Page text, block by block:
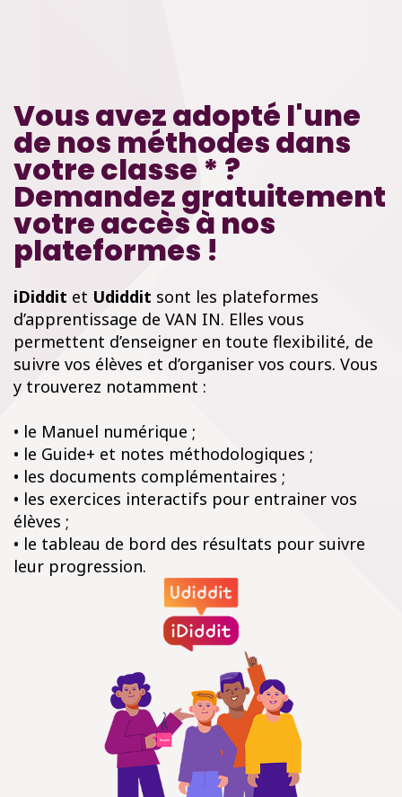
Vous avez adopté l'une
de nos méthodes dans
votre classe * ?
Demandez gratuitement
votre accès à nos
plateformes !
iDiddit et Udiddit sont les plateformes
d’apprentissage de VAN IN. Elles vous
permettent d’enseigner en toute flexibilité, de
suivre vos élèves et d’organiser vos cours. Vous
y trouverez notamment :
• le Manuel numérique ;
• le Guide+ et notes méthodologiques ;
• les documents complémentaires ;
• les exercices interactifs pour entrainer vos
élèves ;
• le tableau de bord des résultats pour suivre
leur progression.